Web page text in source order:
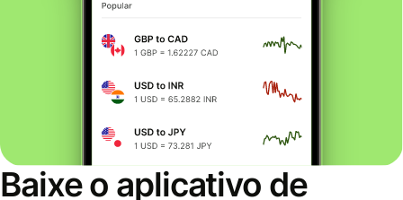
Baixe o aplicativo de